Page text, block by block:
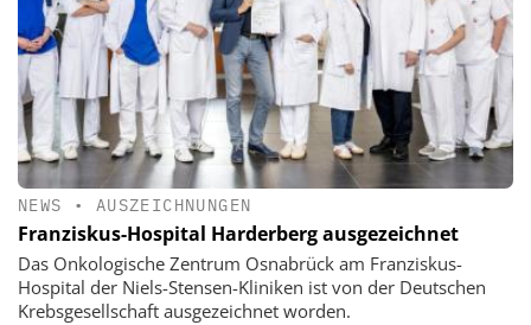
NEWS • AUSZEICHNUNGEN
Franziskus-Hospital Harderberg ausgezeichnet
Das Onkologische Zentrum Osnabrück am Franziskus-
Hospital der Niels-Stensen-Kliniken ist von der Deutschen
Krebsgesellschaft ausgezeichnet worden.